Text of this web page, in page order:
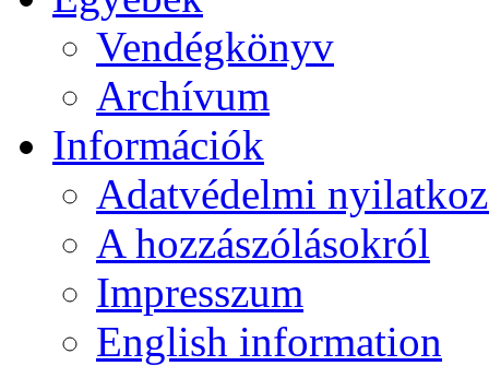
Vendégkönyv
Archívum
Információk
Adatvédelmi
A hozzászólásokról
Impresszum
English information